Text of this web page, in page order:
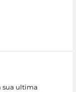
sua ultima